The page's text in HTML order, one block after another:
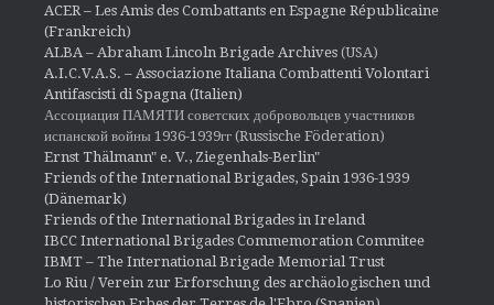
ACER – Les Amis des Combattants en Espagne Républicaine
(Frankreich)
ALBA – Abraham Lincoln Brigade Archives (USA)
A.I.C.V.A.S. – Associazione Italiana Combattenti Volontari
Antifascisti di Spagna (Italien)
Ассоциация ПАМЯТИ советских добровольцев участников
испанской войны 1936-1939гг (Russische Föderation)
Ernst Thälmann" e. V., Ziegenhals-Berlin"
Friends of the International Brigades, Spain 1936-1939
(Dänemark)
Friends of the International Brigades in Ireland
IBCC International Brigades Commemoration Commitee
IBMT – The International Brigade Memorial Trust
Lo Riu / Verein zur Erforschung des archäologischen und